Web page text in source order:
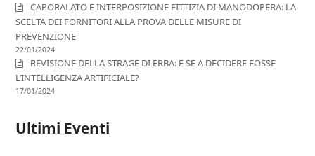
CAPORALATO E INTERPOSIZIONE FITTIZIA DI MANODOPERA: LA
SCELTA DEI FORNITORI ALLA PROVA DELLE MISURE DI
PREVENZIONE
22/01/2024
REVISIONE DELLA STRAGE DI ERBA: E SE A DECIDERE FOSSE
L’INTELLIGENZA ARTIFICIALE?
17/01/2024
Ultimi Eventi